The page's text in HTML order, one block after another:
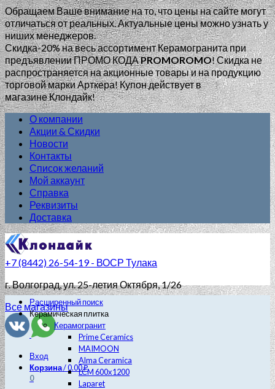
Обращаем Ваше внимание на то, что цены на сайте могут
отличаться от реальных. Актуальные цены можно узнать у
ниших менеджеров.
Скидка-20% на весь ассортимент Керамогранита при
предъявлении ПРОМО КОДАPROMOROMO!Скидка не
распространяется на акционные товары и на продукцию
торговой марки Арткера! Купон действует в
магазине Клондайк!
О компании
Акции & Скидки
Новости
Контакты
Список желаний
Мой аккаунт
Справка
Реквизиты
Доставка
+7 (8442) 26-54-19 - ВОСР Тулака
г. Волгоград, ул. 25-летия Октября, 1/26
Все магазины
Вход
Корзина/0.00₽
0
Расширенный поиск
Керамическая плитка
Керамогранит
Prime Ceramics
MAIMOON
Alma Ceramica
LCM 600х1200
Laparet